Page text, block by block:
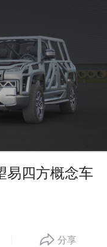
易四方概念车
分享